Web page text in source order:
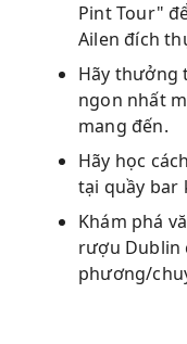
Pint Tour"
Ailen đích
Hãy thưởng
ngon nhất
mang đến.
Hãy học
tại quầy bar
Khám phá
rượu Dublin
phương/